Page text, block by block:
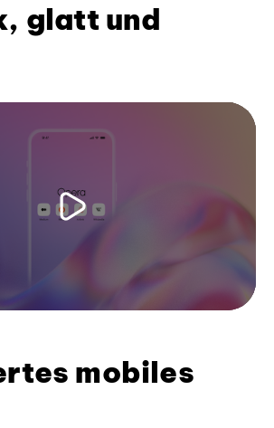
glatt und
mobiles